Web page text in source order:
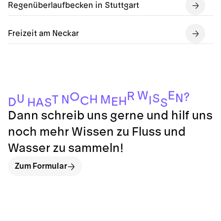
Regenüberlaufbecken in Stuttgart
Freizeit am Neckar
DU HAST N OCH M E H R W SS
E N ?
Dann schreib uns gerne und hilf uns
noch mehr Wissen zu Fluss und
Wasser zu sammeln!
Zum Formular